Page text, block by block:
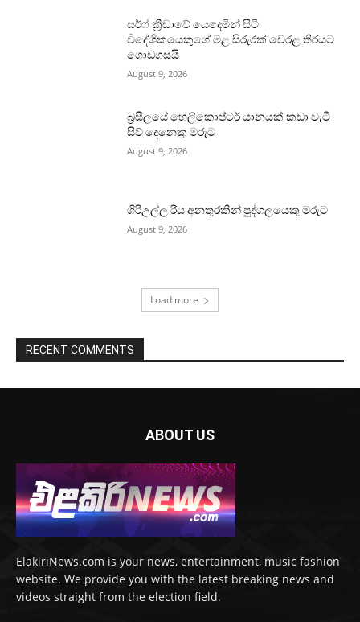
සර්ෆ් ක්‍රීඩාවේ යෙදෙමින් සිටි
විදේශිකයෙකුගේ මළ සිරුරක් වෙරළ තීරයට
ගොඩගසයි
August 9, 2026
බ්‍රසීලයේ හෙලිකොප්ටර් යානයක් කඩා වැටී
සිව් දෙනෙකු මරුට
August 9, 2026
ගිරිඋල්ල රිය අනතුරකින් පුද්ගලයෙකු මරුට
August 9, 2026
Load more
RECENT COMMENTS
ABOUT US
ElakiriNews.com is your news, entertainment, music fashion
website. We provide you with the latest breaking news and
videos straight from the election field.